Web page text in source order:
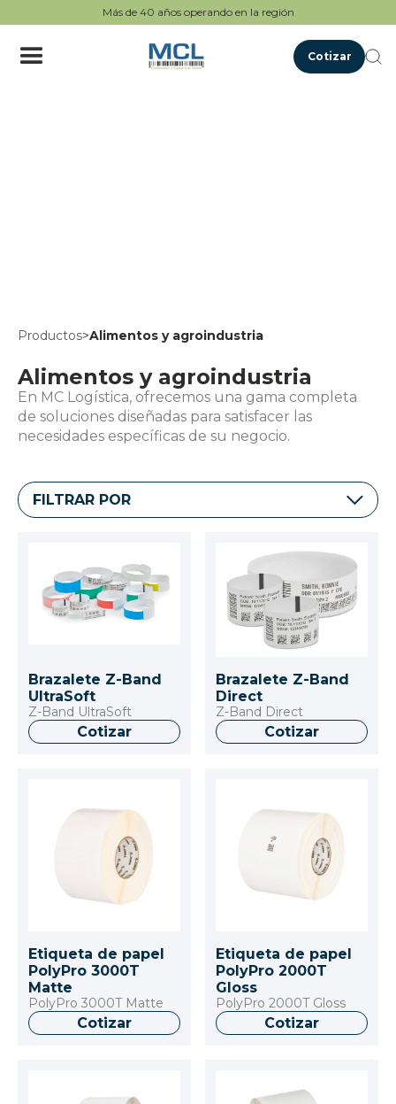
Más de 40 años operando en la región
Cotizar
Productos>Alimentos y agroindustria
Alimentos y agroindustria
En MC Logística, ofrecemos una gama completa
de soluciones diseñadas para satisfacer las
necesidades específicas de su negocio.
FILTRAR POR
Brazalete Z-Band
UltraSoft
Z-Band UltraSoft
Cotizar
Brazalete Z-Band
Direct
Z-Band Direct
Cotizar
Etiqueta de papel
PolyPro 3000T
Matte
PolyPro 3000T Matte
Cotizar
Etiqueta de papel
PolyPro 2000T
Gloss
PolyPro 2000T Gloss
Cotizar